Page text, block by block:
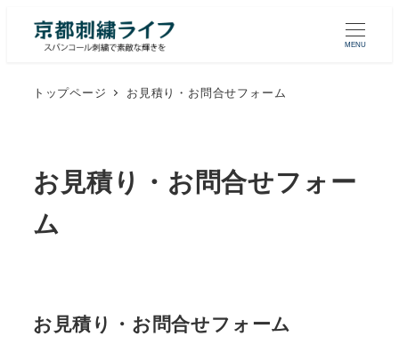
MENU
トップページ お見積り・お問合せフォーム
お見積り・お問合せフォー
ム
お見積り・お問合せフォーム